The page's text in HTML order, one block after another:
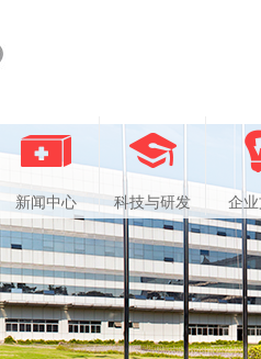
新闻中心 科技与研发 企